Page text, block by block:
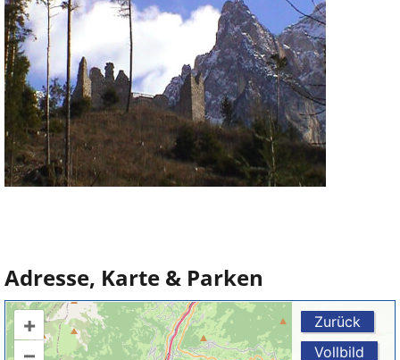
Adresse, Karte & Parken